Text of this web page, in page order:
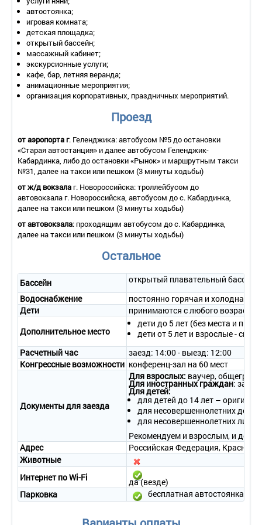
Wi - Fi .
Сервис:
- уборка номера – ежедневно;
- смена белья – 1 раз в 3 дня;
- смена полотенец – 1 раз в 3 дня.
2-местный 2-комнатный номер «Люкс»
Количество основных мест – 2.
Дополнительное место – 1 (диван).
комплект мягкой мебели, журнальный столик, шкаф.
Оборудование – кондиционер, телефон, LCD телевизор (32
дюйма), мини-бар, сейф.
Покрытие пола – ковровое покрытие.
Санузел – ванна, фен, комплект полотенец, набор
косметических принадлежностей, халат, тапочки.
Wi - Fi .
Сервис:
- уборка номера – ежедневно;
- смена белья – 1 раз в 3 дня;
- смена полотенец – 1 раз в 3 дня.
Количество основных мест – 2.
Дополнительное место – 1 (диван).
Площадь – 31 кв.м.
Балкон – да .
Мебель – одна 2-спальная кровать, письменный стол, стул,
комплект мягкой мебели, журнальный столик, шкаф.
Оборудование – кондиционер, телефон, LCD телевизор (42
дюйма), мини-бар, сейф.
Покрытие пола – ковровое покрытие.
Санузел – ванна, фен, комплект полотенец, набор
косметических принадлежностей, халат, тапочки.
Сервис:
- смена полотенец – 1 раз в 3 дня.
2-местный 2-комнатный номер «Люкс Премиум»
Количество основных мест – 2.
Дополнительное место – 1 (диван).
Площадь – 36 кв.м.
Мебель – одна 2-спальная кровать, письменный стол, стул,
автостоянка;
игровая комната;
детская площадка;
открытый бассейн;
массажный кабинет;
экскурсионные услуги;
кафе, бар, летняя веранда;
анимационные мероприятия;
организация корпоративных, праздничных мероприятий.
Проезд
от аэропорта г. Геленджика: автобусом №5 до остановки
«Старая автостанция» и далее автобусом Геленджик-
Кабардинка, либо до остановки «Рынок» и маршрутным такси
№31, далее на такси или пешком (3 минуты ходьбы)
от ж/д вокзалаг. Новороссийска: троллейбусом до
автовокзала г. Новороссийска, автобусом до с. Кабардинка,
далее на такси или пешком (3 минуты ходьбы)
от автовокзала: проходящим автобусом до с. Кабардинка,
далее на такси или пешком (3 минуты ходьбы)
Остальное
Бассейн
открытый плавательный бассейн
Водоснабжение
постоянно горячая и холодная
Дети
принимаются с любого возраста
Дополнительное место
дети до 5 лет (без места и
дети от 5 лет и взрослые - см.
Расчетный час
заезд: 14:00 - выезд: 12:00
Конгрессные возможности конференц-зал на 60 мест
Документы для заезда
Для взрослых: ваучер,
Для иностранных граждан:
Для детей:
для детей до 14 лет –
для несовершеннолетних
для несовершеннолетних лиц
Рекомендуем и взрослым, и
Адрес
Российская Федерация,
Животные
Интернет по Wi-Fi
да (везде)
Парковка
бесплатная автостоянка